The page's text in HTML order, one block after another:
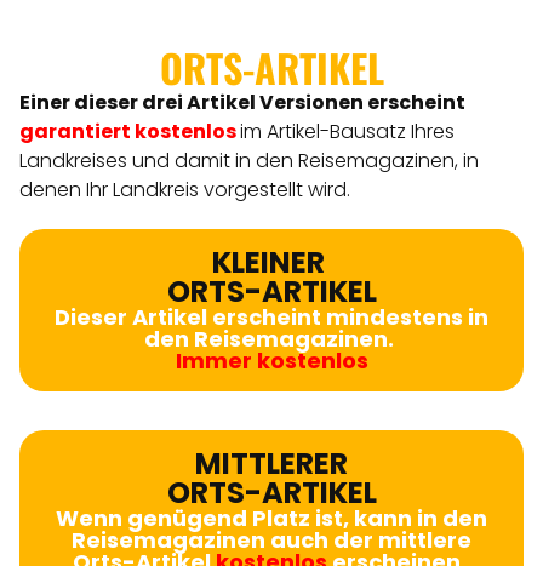
ORTS-ARTIKEL
Einer dieser drei Artikel Versionen erscheint
garantiert kostenlosim Artikel-Bausatz Ihres
Landkreises und damit in den Reisemagazinen, in
denen Ihr Landkreis vorgestellt wird.
KLEINER
ORTS-ARTIKEL
Dieser Artikel erscheint mindestens in
den Reisemagazinen.
Immer kostenlos
MITTLERER
ORTS-ARTIKEL
Wenn genügend Platz ist, kann in den
Reisemagazinen auch der mittlere